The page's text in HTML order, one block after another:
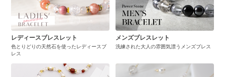
レディースブレスレット
色とりどりの天然石を使ったレディースブ
レス
メンズブレスレット
洗練された大人の雰囲気漂うメンズブレス